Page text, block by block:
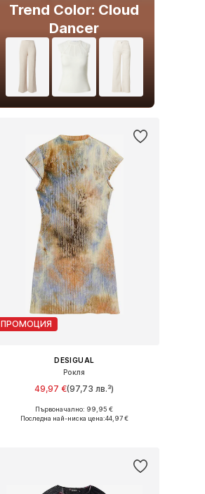
Trend Color: Cloud
Dancer
ПРОМОЦИЯ
DESIGUAL
Рокля
49,97 €(97,73 лв.³)
Налични размери: 34, 36, 38, 40, 42
Първоначално: 99,95 €
Последна най-ниска цена:44,97 €